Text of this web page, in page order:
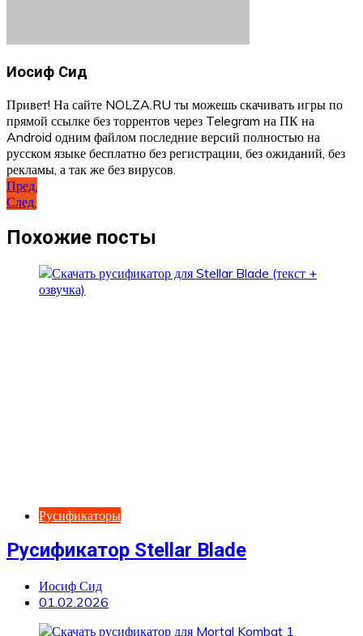
Иосиф Сид
Привет! На сайте NOLZA.RU ты можешь скачивать игры по
прямой ссылке без торрентов через Telegram на ПК на
Android одним файлом последние версий полностью на
русском языке бесплатно без регистрации, без ожиданий, без
рекламы, а так же без вирусов.
Навигация
по
записям
Пред.
След.
Похожие посты
Русификаторы
Русификатор Stellar Blade
Иосиф Сид
01.02.2026